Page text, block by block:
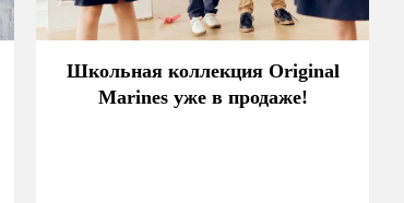
Школьная коллекция Original
Marines уже в продаже!